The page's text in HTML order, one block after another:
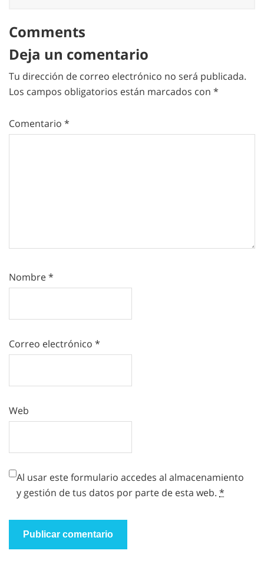
Comments
Deja un comentario
Tu dirección de correo electrónico no será publicada.
Los campos obligatorios están marcados con *
Comentario *
Nombre*
Correo electrónico *
Web
Al usar este formulario accedes al almacenamiento
y gestión de tus datos por parte de esta web. *